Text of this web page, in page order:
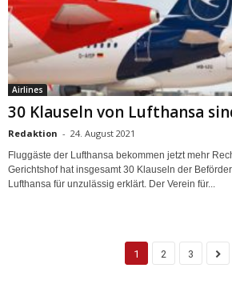
Airlines
30 Klauseln von Lufthansa
Redaktion - 24. August 2021
Fluggäste der Lufthansa bekommen jetzt mehr
Gerichtshof hat insgesamt 30 Klauseln der
Lufthansa für unzulässig erklärt. Der Verein für...
1 2 3